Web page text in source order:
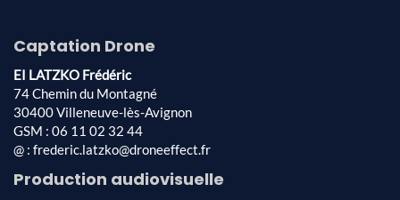
Captation Drone
EI LATZKO Frédéric
74 Chemin du Montagné
30400 Villeneuve-lès-Avignon
GSM : 06 11 02 32 44
@ : frederic.latzko@droneeffect.fr
Production audiovisuelle